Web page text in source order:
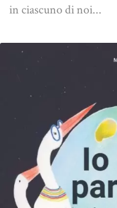
in ciascuno di noi...